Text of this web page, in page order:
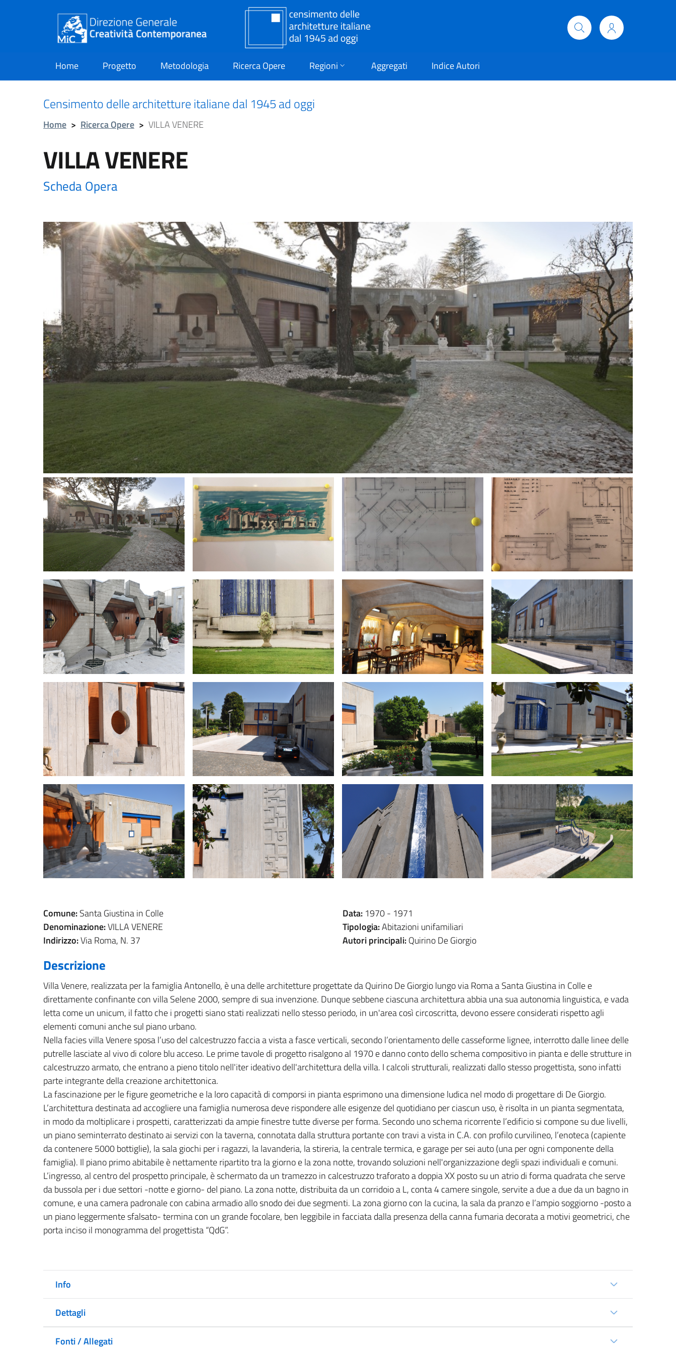
Home
current Progetto Metodologia Ricerca Opere Regioni Aggregati Indice Autori
Censimento delle architetture italiane dal 1945 ad oggi
Home > Ricerca Opere > VILLA VENERE
VILLA VENERE
Scheda Opera
Comune:Santa Giustina in Colle
Denominazione:VILLA VENERE
Indirizzo:Via Roma, N. 37
Data: 1970 - 1971
Tipologia:Abitazioni unifamiliari
Autori principali:Quirino De Giorgio
Descrizione
Villa Venere, realizzata per la famiglia Antonello, è una delle architetture progettate da Quirino De Giorgio lungo via Roma a Santa Giustina in Colle e
direttamente confinante con villa Selene 2000, sempre di sua invenzione. Dunque sebbene ciascuna architettura abbia una sua autonomia linguistica, e vada
letta come un unicum, il fatto che i progetti siano stati realizzati nello stesso periodo, in un'area così circoscritta, devono essere considerati rispetto agli
elementi comuni anche sul piano urbano.
Nella facies villa Venere sposa l’uso del calcestruzzo faccia a vista a fasce verticali, secondo l’orientamento delle casseforme lignee, interrotto dalle linee delle
putrelle lasciate al vivo di colore blu acceso. Le prime tavole di progetto risalgono al 1970 e danno conto dello schema compositivo in pianta e delle strutture in
calcestruzzo armato, che entrano a pieno titolo nell'iter ideativo dell'architettura della villa. I calcoli strutturali, realizzati dallo stesso progettista, sono infatti
parte integrante della creazione architettonica.
La fascinazione per le figure geometriche e la loro capacità di comporsi in pianta esprimono una dimensione ludica nel modo di progettare di De Giorgio.
L’architettura destinata ad accogliere una famiglia numerosa deve rispondere alle esigenze del quotidiano per ciascun uso, è risolta in un pianta segmentata,
in modo da moltiplicare i prospetti, caratterizzati da ampie finestre tutte diverse per forma. Secondo uno schema ricorrente l’edificio si compone su due livelli,
un piano seminterrato destinato ai servizi con la taverna, connotata dalla struttura portante con travi a vista in C.A. con profilo curvilineo, l’enoteca (capiente
da contenere 5000 bottiglie), la sala giochi per i ragazzi, la lavanderia, la stireria, la centrale termica, e garage per sei auto (una per ogni componente della
famiglia). Il piano primo abitabile è nettamente ripartito tra la giorno e la zona notte, trovando soluzioni nell'organizzazione degli spazi individuali e comuni.
L’ingresso, al centro del prospetto principale, è schermato da un tramezzo in calcestruzzo traforato a doppia XX posto su un atrio di forma quadrata che serve
da bussola per i due settori -notte e giorno- del piano. La zona notte, distribuita da un corridoio a L, conta 4 camere singole, servite a due a due da un bagno in
comune, e una camera padronale con cabina armadio allo snodo dei due segmenti. La zona giorno con la cucina, la sala da pranzo e l’ampio soggiorno -posto a
un piano leggermente sfalsato- termina con un grande focolare, ben leggibile in facciata dalla presenza della canna fumaria decorata a motivi geometrici, che
porta inciso il monogramma del progettista “QdG”.
Info
Dettagli
Fonti / Allegati